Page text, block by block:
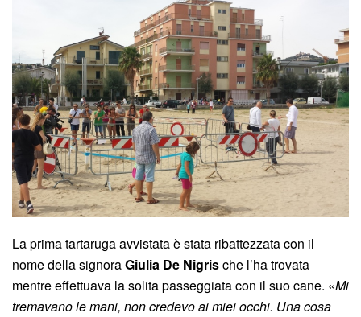
La prima tartaruga avvistata è stata ribattezzata con il
nome della signoraGiulia De Nigrische l’ha trovata
mentre effettuava la solita passeggiata con il suo cane. «Mi
tremavano le mani, non credevo ai miei occhi. Una cosa